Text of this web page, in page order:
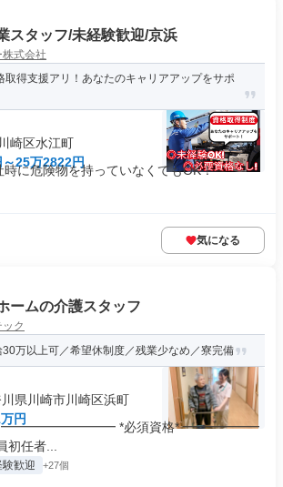
スタッフ/未経験歓迎/京浜
式会社
取得支援アリ！あなたのキャリアアップをサポ
崎区水江町
～25万2822円
に危険物を持っていなくてもOK！
気になる
ームの介護スタッフ
ク
万以上可／希望休制度／残業少なめ／寮完備
県川崎市川崎区浜町
円
材 ━━━━━━━━━ *必須資格* ━━━━━━
任者...
歓迎 +27個